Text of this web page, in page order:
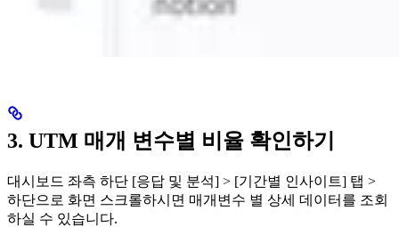
3. UTM 매개 변수별 비율 확인하기
대시보드 좌측 하단 [응답 및 분석] > [기간별 인사이트] 탭 >
하단으로 화면 스크롤하시면 매개변수 별 상세 데이터를 조회
하실 수 있습니다.